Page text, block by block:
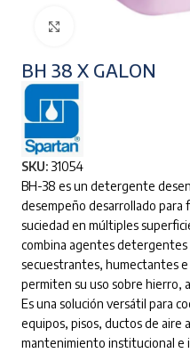
BH 38 X GALON
SKU: 31054
BH-38 es un detergente
desempeño desarrollado para
suciedad en múltiples
combina agentes
secuestrantes, humectantes
permiten su uso sobre hierro,
Es una solución versátil para
equipos, pisos, ductos de aire
mantenimiento institucional e